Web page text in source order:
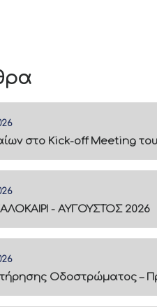
στο Kick-off Meeting του
- ΑΥΓΟΥΣΤΟΣ 2026
Οδοστρώματος –